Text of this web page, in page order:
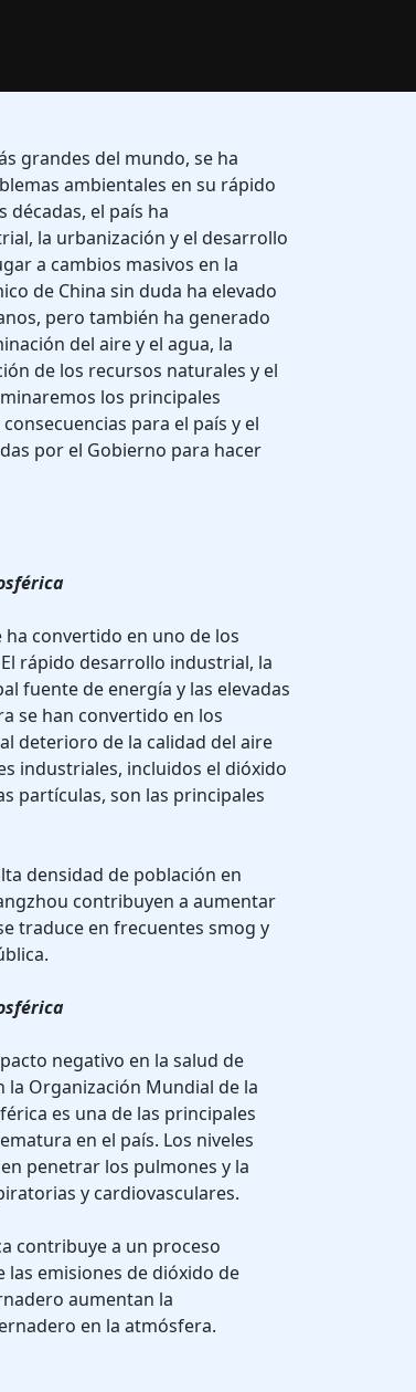
grandes del mundo, se ha
ambientales en su rápido
décadas, el país ha
la urbanización y el desarrollo
a cambios masivos en la
de China sin duda ha elevado
pero también ha generado
del aire y el agua, la
de los recursos naturales y el
los principales
para el país y el
por el Gobierno para hacer
ha convertido en uno de los
rápido desarrollo industrial, la
fuente de energía y las elevadas
se han convertido en los
deterioro de la calidad del aire
industriales, incluidos el dióxido
partículas, son las principales
densidad de población en
contribuyen a aumentar
traduce en frecuentes smog y
negativo en la salud de
la Organización Mundial de la
es una de las principales
en el país. Los niveles
penetrar los pulmones y la
y cardiovasculares.
contribuye a un proceso
las emisiones de dióxido de
aumentan la
en la atmósfera.